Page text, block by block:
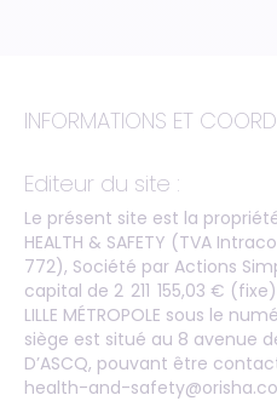
INFORMATIONS ET
Editeur du site :
Le présent site est la
HEALTH & SAFETY (TVA
772), Société par Actions
capital de 2 211 155,03 €
LILLE MÉTROPOLE sous le
siège est situé au 8 avenue de
D’ASCQ, pouvant être
health-and-